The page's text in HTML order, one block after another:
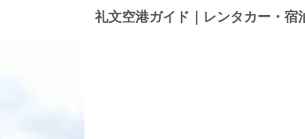
礼文空港ガイド｜レンタカー・